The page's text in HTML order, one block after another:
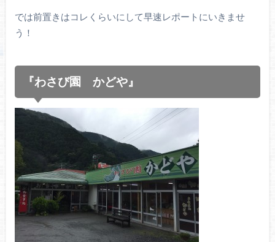
では前置きはコレくらいにして早速レポートにいきませ
う！
『わさび園 かどや』